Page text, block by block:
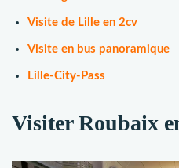
Visite de Lille en 2cv
Visite en bus panoramique
Lille-City-Pass
Visiter Roubaix